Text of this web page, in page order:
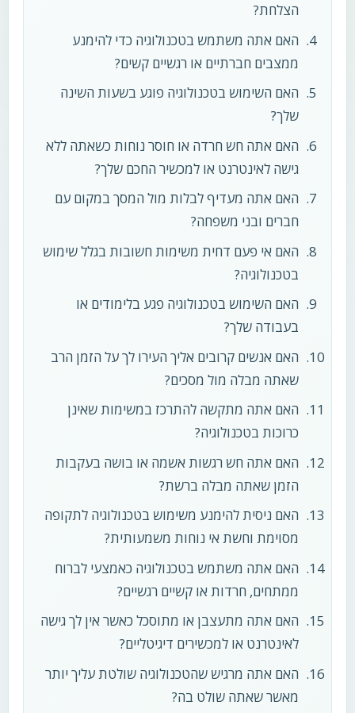
הצלחת?
האם אתה משתמש בטכנולוגיה כדי להימנע
ממצבים חברתיים או רגשיים קשים?
האם השימוש בטכנולוגיה פוגע בשעות השינה
שלך?
האם אתה חש חרדה או חוסר נוחות כשאתה ללא
גישה לאינטרנט או למכשיר החכם שלך?
האם אתה מעדיף לבלות מול המסך במקום עם
חברים ובני משפחה?
האם אי פעם דחית משימות חשובות בגלל שימוש
בטכנולוגיה?
האם השימוש בטכנולוגיה פגע בלימודים או
בעבודה שלך?
האם אנשים קרובים אליך העירו לך על הזמן הרב
שאתה מבלה מול מסכים?
האם אתה מתקשה להתרכז במשימות שאינן
כרוכות בטכנולוגיה?
האם אתה חש רגשות אשמה או בושה בעקבות
הזמן שאתה מבלה ברשת?
האם ניסית להימנע משימוש בטכנולוגיה לתקופה
מסוימת וחשת אי נוחות משמעותית?
האם אתה משתמש בטכנולוגיה כאמצעי לברוח
ממתחים, חרדות או קשיים רגשיים?
האם אתה מתעצבן או מתוסכל כאשר אין לך גישה
לאינטרנט או למכשירים דיגיטליים?
האם אתה מרגיש שהטכנולוגיה שולטת עליך יותר
מאשר שאתה שולט בה?